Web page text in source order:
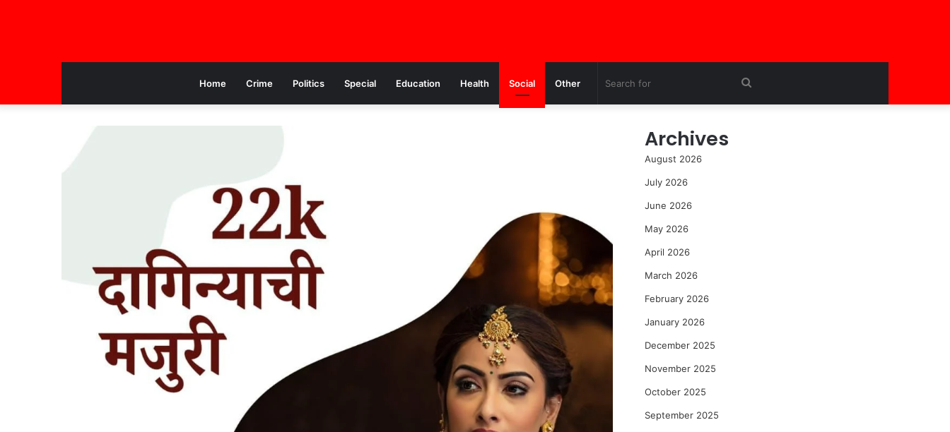
Home Crime Politics Special Education Health Social Other
Archives
August 2026
July 2026
June 2026
May 2026
April 2026
March 2026
February 2026
January 2026
December 2025
November 2025
October 2025
September 2025